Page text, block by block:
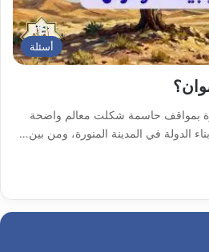
أسئلة
بمواقف حاسمة شكلت معالم واضحة
الدولة في المدينة المنورة، ومن بين…